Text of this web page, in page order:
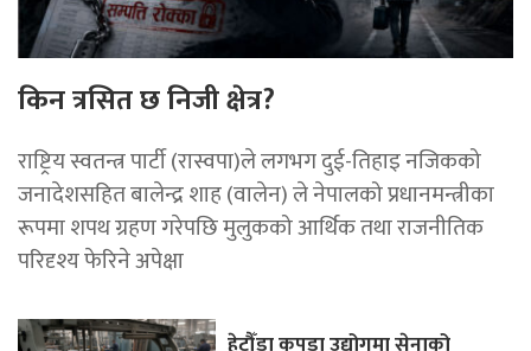
किन त्रसित छ निजी क्षेत्र?
राष्ट्रिय स्वतन्त्र पार्टी (रास्वपा)ले लगभग दुई-तिहाइ नजिकको
जनादेशसहित बालेन्द्र शाह (वालेन) ले नेपालको प्रधानमन्त्रीका
रूपमा शपथ ग्रहण गरेपछि मुलुकको आर्थिक तथा राजनीतिक
परिदृश्य फेरिने अपेक्षा
हेटौँडा कपडा उद्योगमा सेनाको